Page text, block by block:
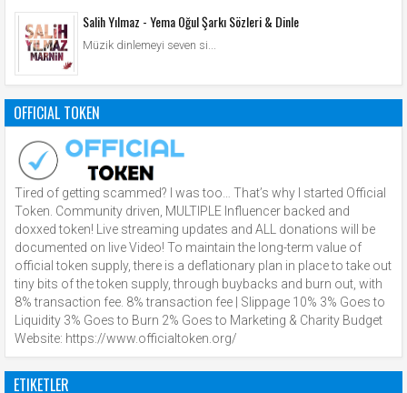
Salih Yılmaz - Yema Oğul Şarkı Sözleri & Dinle
Müzik dinlemeyi seven si...
OFFICIAL TOKEN
Tired of getting scammed? I was too… That’s why I started Official
Token. Community driven, MULTIPLE Influencer backed and
doxxed token! Live streaming updates and ALL donations will be
documented on live Video! To maintain the long-term value of
official token supply, there is a deflationary plan in place to take out
tiny bits of the token supply, through buybacks and burn out, with
8% transaction fee. 8% transaction fee | Slippage 10% 3% Goes to
Liquidity 3% Goes to Burn 2% Goes to Marketing & Charity Budget
Website: https://www.officialtoken.org/
ETIKETLER